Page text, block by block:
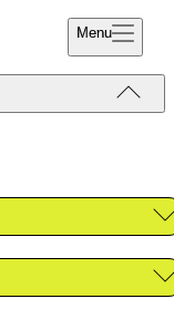
Menu
Codifica Ya